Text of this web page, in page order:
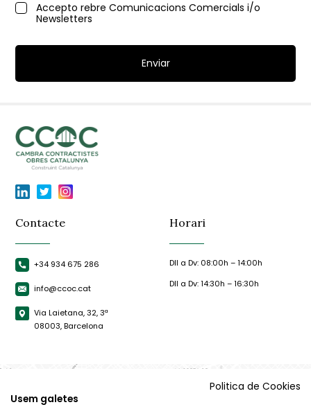
Accepto rebre Comunicacions Comercials i/o
Newsletters
Contacte
+34 934 675 286
info@ccoc.cat
Via Laietana, 32, 3ª
08003, Barcelona
Horari
Dll a Dv: 08:00h – 14:00h
Dll a Dv: 14:30h – 16:30h
Politica de Cookies
Usem galetes